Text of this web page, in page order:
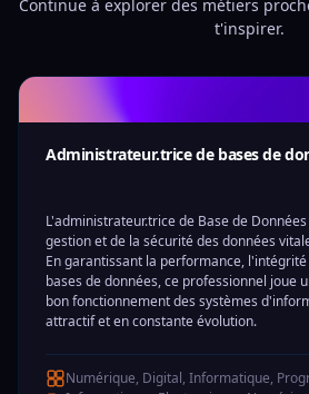
Continue à explorer des métiers
t'inspirer.
Administrateur.trice de bases de
L'administrateur.trice de Base de
gestion et de la sécurité des données
En garantissant la performance,
bases de données, ce professionnel joue
bon fonctionnement des systèmes
attractif et en constante évolution.
Numérique, Digital, Informatique,